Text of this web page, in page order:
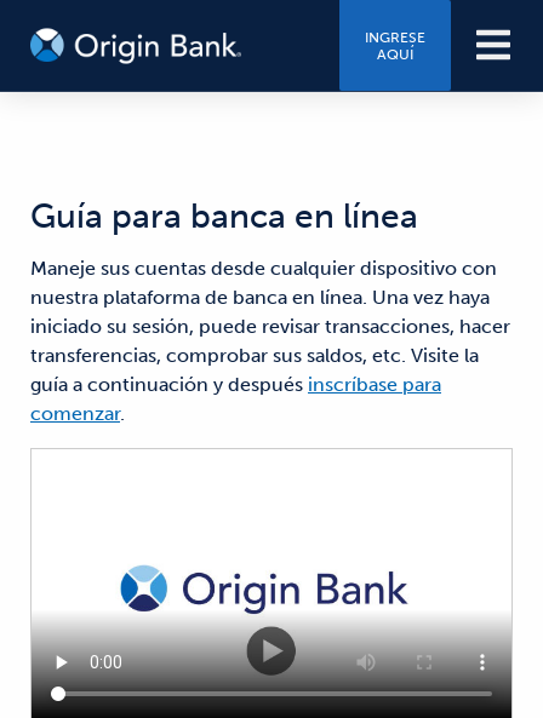
INGRESE
AQUÍ
Guía para banca en línea
Maneje sus cuentas desde cualquier dispositivo con
nuestra plataforma de banca en línea. Una vez haya
iniciado su sesión, puede revisar transacciones, hacer
transferencias, comprobar sus saldos, etc. Visite la
guía a continuación y después inscríbase para
comenzar.